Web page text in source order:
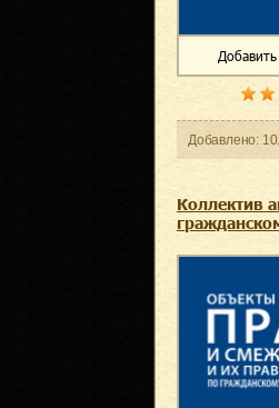
Добавить
Добавленo:
Коллектив